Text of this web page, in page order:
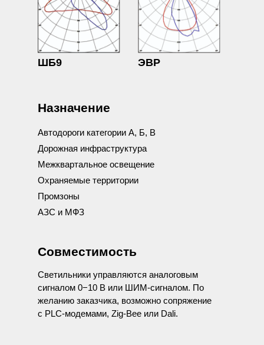
ШБ9 ЭВР
Назначение
Совместимость
Автодороги категории А, Б, В
Дорожная инфраструктура
Межквартальное освещение
Охраняемые территории
Промзоны
АЗС и МФЗ
Светильники управляются аналоговым
сигналом 0−10 В или ШИМ-сигналом. По
желанию заказчика, возможно сопряжение
с PLC-модемами, Zig-Bee или Dali.